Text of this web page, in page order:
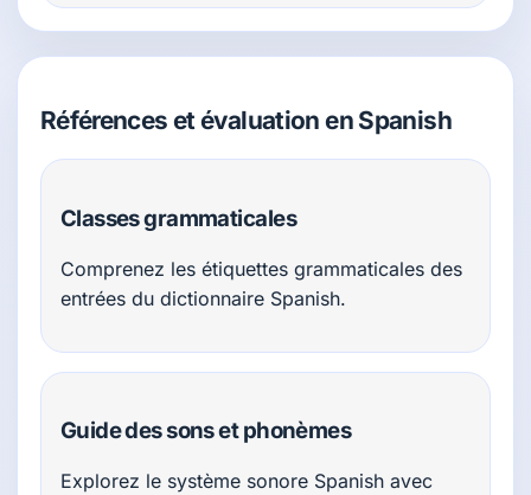
Références et évaluation en Spanish
Classes grammaticales
Comprenez les étiquettes grammaticales des
entrées du dictionnaire Spanish.
Guide des sons et phonèmes
Explorez le système sonore Spanish avec